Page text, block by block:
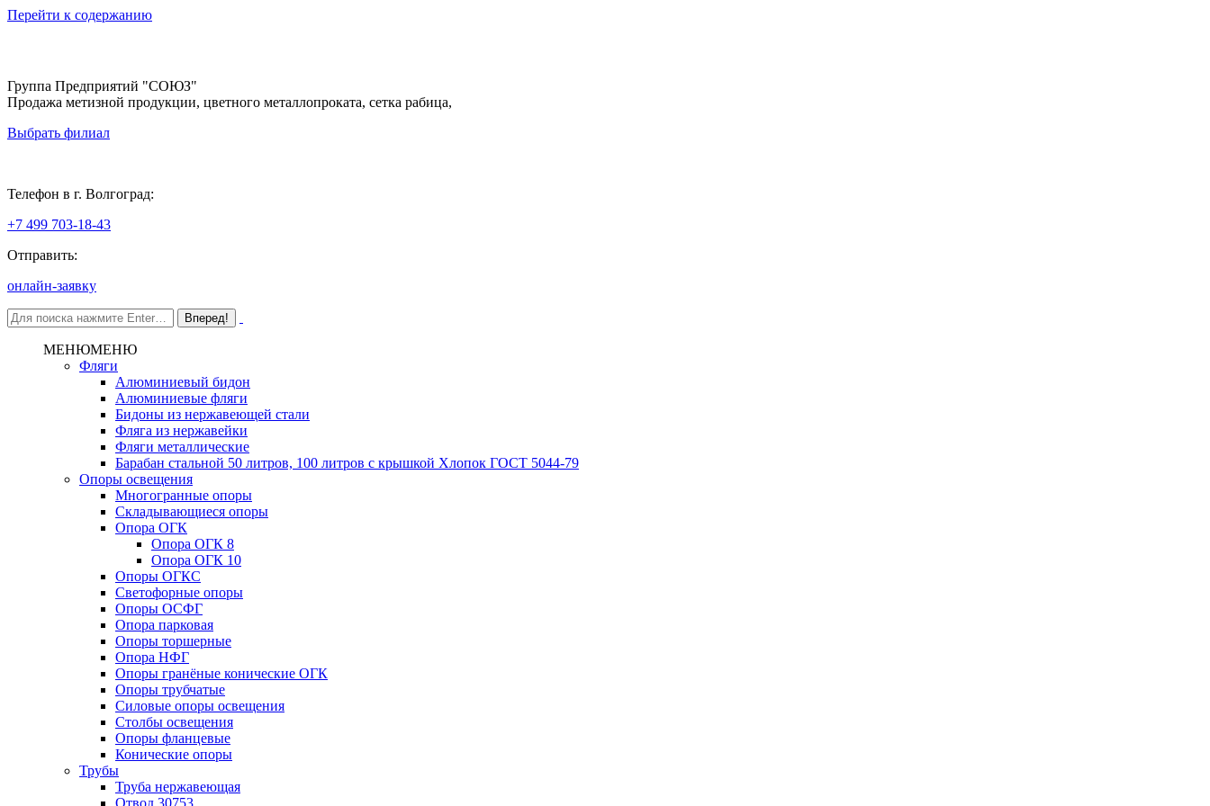
Перейти к содержанию
Группа Предприятий "СОЮЗ"
Продажа метизной продукции, цветного металлопроката, сетка рабица,
Выбрать филиал
Телефон в г. Волгоград:
+7 499 703-18-43
Отправить:
онлайн-заявку
МЕНЮМЕНЮ
Фляги
Алюминиевый бидон
Алюминиевые фляги
Бидоны из нержавеющей стали
Фляга из нержавейки
Фляги металлические
Барабан стальной 50 литров, 100 литров с крышкой Хлопок ГОСТ 5044-79
Опоры освещения
Многогранные опоры
Складывающиеся опоры
Опора ОГК
Опора ОГК 8
Опора ОГК 10
Опоры ОГКС
Светофорные опоры
Опоры ОСФГ
Опора парковая
Опоры торшерные
Опора НФГ
Опоры гранёные конические ОГК
Опоры трубчатые
Силовые опоры освещения
Столбы освещения
Опоры фланцевые
Конические опоры
Трубы
Труба нержавеющая
Отвод 30753